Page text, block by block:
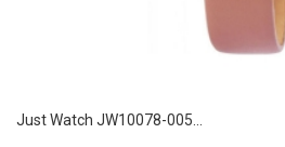
Just Watch JW10078-005...